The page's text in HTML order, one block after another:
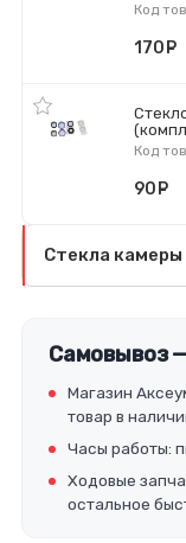
Код
170
Код
90
Стекла камеры
Самовывоз
Магазин
товар в
Часы работы:
Ходовые
остальное